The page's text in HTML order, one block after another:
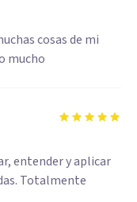
cosas de mi
mucho
entender y aplicar
Totalmente